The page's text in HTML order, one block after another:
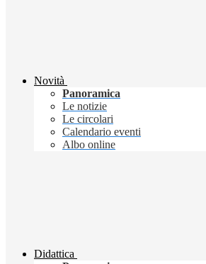
Novità
Panoramica
Le notizie
Le circolari
Calendario eventi
Albo online
Didattica